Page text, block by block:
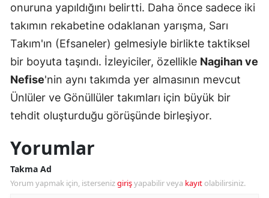
onuruna yapıldığını belirtti. Daha önce sadece iki
takımın rekabetine odaklanan yarışma, Sarı
Takım'ın (Efsaneler) gelmesiyle birlikte taktiksel
bir boyuta taşındı. İzleyiciler, özellikle Nagihan ve
Nefise'nin aynı takımda yer almasının mevcut
Ünlüler ve Gönüllüler takımları için büyük bir
tehdit oluşturduğu görüşünde birleşiyor.
Yorumlar
Takma Ad
Yorum yapmak için, istersenizgirişyapabilir veya kayıt olabilirsiniz.